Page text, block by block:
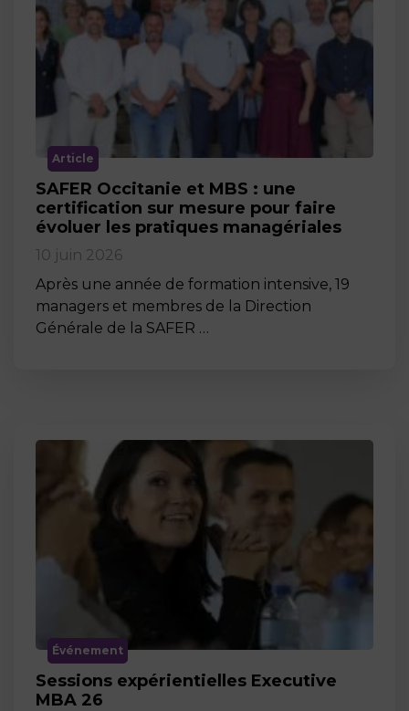
Article
SAFER Occitanie et MBS : une
certification sur mesure pour faire
évoluer les pratiques managériales
10 juin 2026
Après une année de formation intensive, 19
managers et membres de la Direction
Générale de la SAFER …
Événement
Sessions expérientielles Executive
MBA 26